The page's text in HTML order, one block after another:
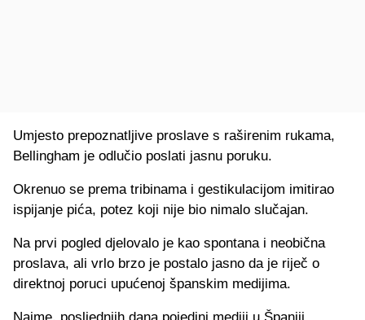
Umjesto prepoznatljive proslave s raširenim rukama,
Bellingham je odlučio poslati jasnu poruku.
Okrenuo se prema tribinama i gestikulacijom imitirao
ispijanje pića, potez koji nije bio nimalo slučajan.
Na prvi pogled djelovalo je kao spontana i neobična
proslava, ali vrlo brzo je postalo jasno da je riječ o
direktnoj poruci upućenoj španskim medijima.